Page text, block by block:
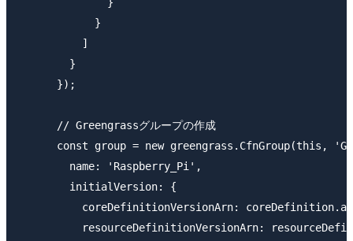
            }
          ]
        }
      });
      // Greengrassグループの作成
const group = new greengrass.CfnGroup(this,
        name: 'Raspberry_Pi',
        initialVersion: {
coreDefinitionVersionArn:
resourceDefinitionVersionArn: